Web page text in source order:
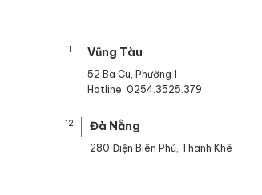
11 Vũng Tàu
52 Ba Cu, Phường 1
Hotline: 0254.3525.379
12 Đà Nẵng
280 Điện Biên Phủ, Thanh Khê